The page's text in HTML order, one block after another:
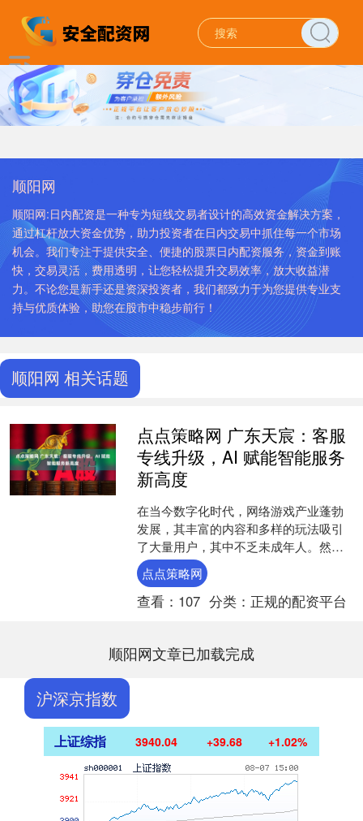
顺阳网
顺阳网:日内配资是一种专为短线交易者设计的高效资金解决方案，
通过杠杆放大资金优势，助力投资者在日内交易中抓住每一个市场
机会。我们专注于提供安全、便捷的股票日内配资服务，资金到账
快，交易灵活，费用透明，让您轻松提升交易效率，放大收益潜
力。不论您是新手还是资深投资者，我们都致力于为您提供专业支
持与优质体验，助您在股市中稳步前行！
顺阳网 相关话题
点点策略网 广东天宸：客服
专线升级，AI 赋能智能服务
新高度
在当今数字化时代，网络游戏产业蓬勃
发展，其丰富的内容和多样的玩法吸引
了大量用户，其中不乏未成年人。然
而，未成年人由于心智尚未成熟，在使
用电子设备过程中，容易出现....
点点策略网
查看： 107 分类： 正规的配资平台
顺阳网文章已加载完成
沪深京指数
上证综指 3940.04 +39.68 +1.02%